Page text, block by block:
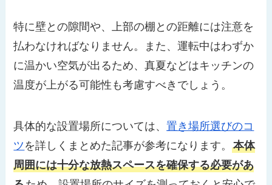
特に壁との隙間や、上部の棚との距離には注意を
払わなければなりません。また、運転中はわずか
に温かい空気が出るため、真夏などはキッチンの
温度が上がる可能性も考慮すべきでしょう。
具体的な設置場所については、置き場所選びのコ
ツ を詳しくまとめた記事が参考になります。本体
周囲には十分な放熱スペースを確保する必要があ